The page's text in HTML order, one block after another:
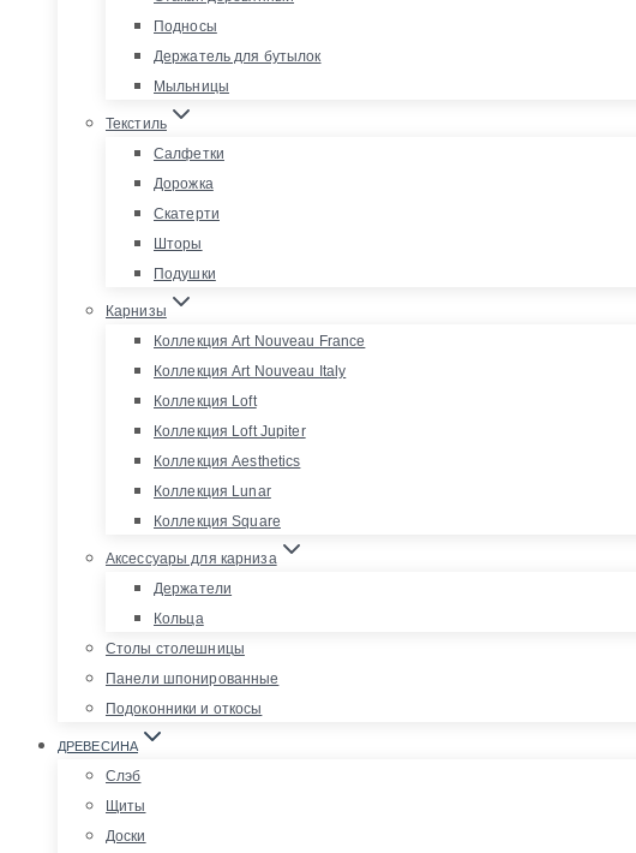
Подносы
Держатель для бутылок
Мыльницы
Текстиль
Салфетки
Дорожка
Скатерти
Шторы
Подушки
Карнизы
Коллекция Art Nouveau France
Коллекция Art Nouveau Italy
Коллекция Loft
Коллекция Loft Jupiter
Коллекция Aesthetics
Коллекция Lunar
Коллекция Square
Аксессуары для карниза
Держатели
Кольца
Столы столешницы
Панели шпонированные
Подоконники и откосы
ДРЕВЕСИНА
Слэб
Щиты
Доски